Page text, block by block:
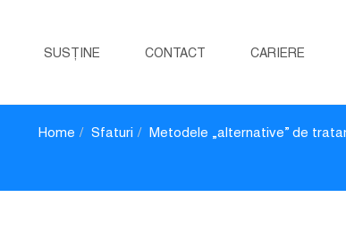
SUSȚINE CONTACT CARIERE
Home Sfaturi Metodele „alternative” de